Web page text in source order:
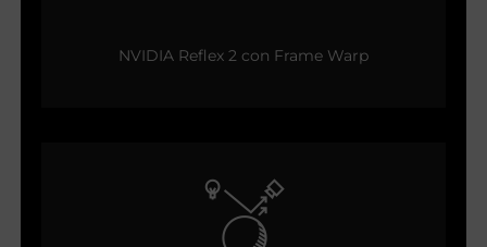
NVIDIA Reflex 2 con Frame Warp